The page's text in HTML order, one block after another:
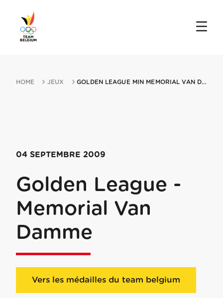
HOME JEUX GOLDEN LEAGUE MIN MEMORIAL VAN DAMME 04092009 BRUSSELS
04 SEPTEMBRE 2009
Golden League -
Memorial Van
Damme
Vers les médailles du team belgium